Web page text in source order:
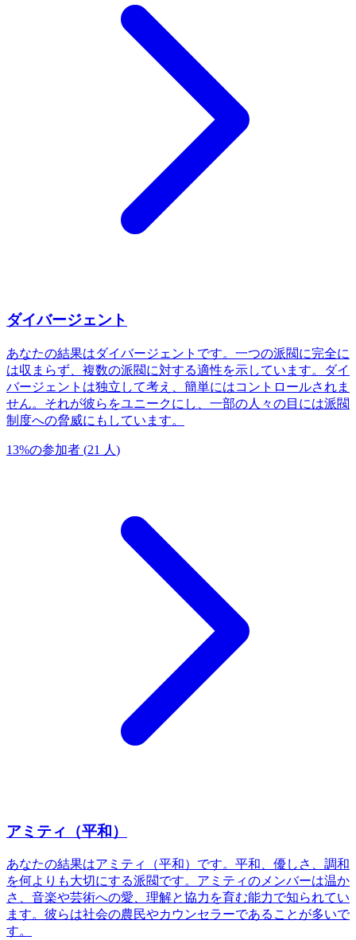
ダイバージェント
あなたの結果はダイバージェントです。一つの派閥に完全に
は収まらず、複数の派閥に対する適性を示しています。ダイ
バージェントは独立して考え、簡単にはコントロールされま
せん。それが彼らをユニークにし、一部の人々の目には派閥
制度への脅威にもしています。
13%の参加者 (21 人 )
アミティ（平和）
あなたの結果はアミティ（平和）です。平和、優しさ、調和
を何よりも大切にする派閥です。アミティのメンバーは温か
さ、音楽や芸術への愛、理解と協力を育む能力で知られてい
ます。彼らは社会の農民やカウンセラーであることが多いで
す。